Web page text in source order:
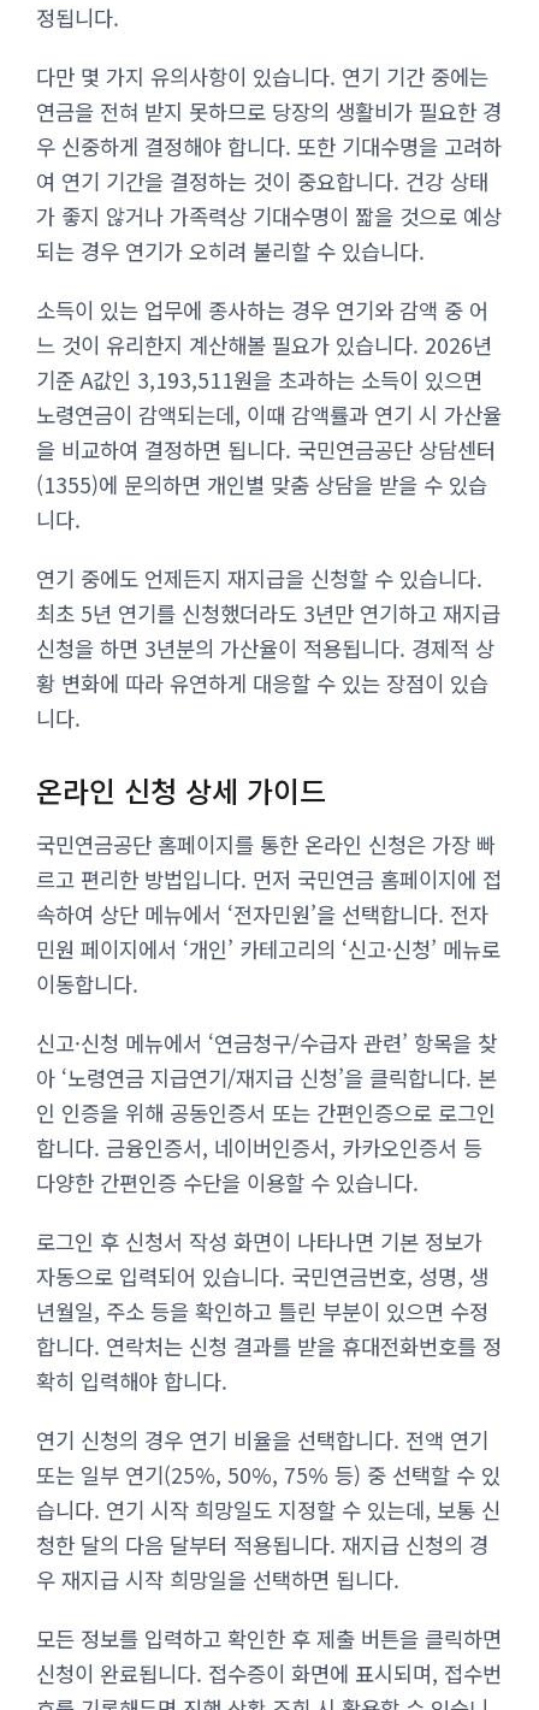
정됩니다.
다만 몇 가지 유의사항이 있습니다. 연기 기간 중에는
연금을 전혀 받지 못하므로 당장의 생활비가 필요한 경
우 신중하게 결정해야 합니다. 또한 기대수명을 고려하
여 연기 기간을 결정하는 것이 중요합니다. 건강 상태
가 좋지 않거나 가족력상 기대수명이 짧을 것으로 예상
되는 경우 연기가 오히려 불리할 수 있습니다.
소득이 있는 업무에 종사하는 경우 연기와 감액 중 어
느 것이 유리한지 계산해볼 필요가 있습니다. 2026년
기준 A값인 3,193,511원을 초과하는 소득이 있으면
노령연금이 감액되는데, 이때 감액률과 연기 시 가산율
을 비교하여 결정하면 됩니다. 국민연금공단 상담센터
(1355)에 문의하면 개인별 맞춤 상담을 받을 수 있습
니다.
연기 중에도 언제든지 재지급을 신청할 수 있습니다.
최초 5년 연기를 신청했더라도 3년만 연기하고 재지급
신청을 하면 3년분의 가산율이 적용됩니다. 경제적 상
황 변화에 따라 유연하게 대응할 수 있는 장점이 있습
니다.
온라인 신청 상세 가이드
국민연금공단 홈페이지를 통한 온라인 신청은 가장 빠
르고 편리한 방법입니다. 먼저 국민연금 홈페이지에 접
속하여 상단 메뉴에서 ‘전자민원’을 선택합니다. 전자
민원 페이지에서 ‘개인’ 카테고리의 ‘신고·신청’ 메뉴로
이동합니다.
신고·신청 메뉴에서 ‘연금청구/수급자 관련’ 항목을 찾
아 ‘노령연금 지급연기/재지급 신청’을 클릭합니다. 본
인 인증을 위해 공동인증서 또는 간편인증으로 로그인
합니다. 금융인증서, 네이버인증서, 카카오인증서 등
다양한 간편인증 수단을 이용할 수 있습니다.
로그인 후 신청서 작성 화면이 나타나면 기본 정보가
자동으로 입력되어 있습니다. 국민연금번호, 성명, 생
년월일, 주소 등을 확인하고 틀린 부분이 있으면 수정
합니다. 연락처는 신청 결과를 받을 휴대전화번호를 정
확히 입력해야 합니다.
연기 신청의 경우 연기 비율을 선택합니다. 전액 연기
또는 일부 연기(25%, 50%, 75% 등) 중 선택할 수 있
습니다. 연기 시작 희망일도 지정할 수 있는데, 보통 신
청한 달의 다음 달부터 적용됩니다. 재지급 신청의 경
우 재지급 시작 희망일을 선택하면 됩니다.
모든 정보를 입력하고 확인한 후 제출 버튼을 클릭하면
신청이 완료됩니다. 접수증이 화면에 표시되며, 접수번